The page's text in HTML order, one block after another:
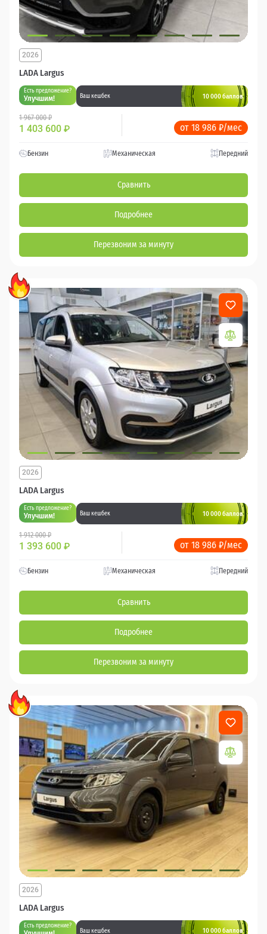
LADA Largus
2026
Есть предложение?
Улучшим! Ваш кешбек 10 000 баллов
1 967 000 ₽
1 403 600 ₽ от 18 986 ₽/мес
Бензин Механическая Передний
Сравнить
Подробнее
Перезвоним за минуту
LADA Largus
2026
Есть предложение?
Улучшим! Ваш кешбек 10 000 баллов
1 912 000 ₽
1 393 600 ₽ от 18 986 ₽/мес
Бензин Механическая Передний
Сравнить
Подробнее
Перезвоним за минуту
LADA Largus
2026
Есть предложение?
Ваш кешбек 10 000 баллов